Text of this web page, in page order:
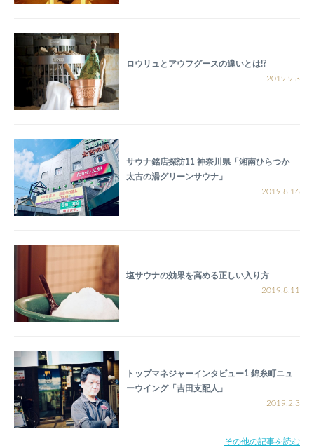
ロウリュとアウフグースの違いとは!?
2019.9.3
サウナ銘店探訪11 神奈川県「湘南ひらつか
太古の湯グリーンサウナ」
2019.8.16
塩サウナの効果を高める正しい入り方
2019.8.11
トップマネジャーインタビュー1 錦糸町ニュ
ーウイング「吉田支配人」
2019.2.3
その他の記事を読む